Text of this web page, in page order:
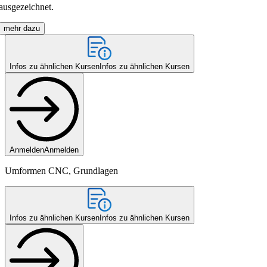
mehr dazu
Infos zu ähnlichen Kursen Infos zu ähnlichen Kursen
AnmeldenAnmelden
Umformen CNC, Grundlagen
Infos zu ähnlichen Kursen Infos zu ähnlichen Kursen